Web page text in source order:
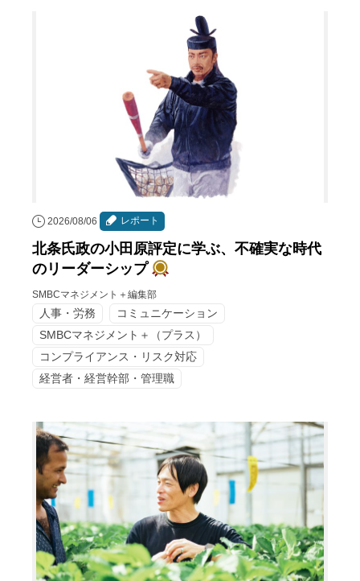
2026/08/06 レポート
北条氏政の小田原評定に学ぶ、不確実な時代
のリーダーシップ
SMBCマネジメント＋編集部
人事・労務
コミュニケーション
SMBCマネジメント＋（プラス）
コンプライアンス・リスク対応
経営者・経営幹部・管理職